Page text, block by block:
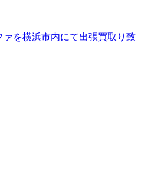
を横浜市内にて出張買取り致